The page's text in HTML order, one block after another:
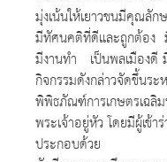
มุ่งเน้นให้เยาวชนมีคุณลั
มีทัศนคติที่ดีและถูกต้อง
มีงานทำ เป็นพลเมืองดี
กิจกรรมดังกล่าวจัดขึ้นร
พิพิธภัณฑ์การเกษตรเฉลิ
พระเจ้าอยู่หัว โดยมีผู้เข้
ประกอบด้วย